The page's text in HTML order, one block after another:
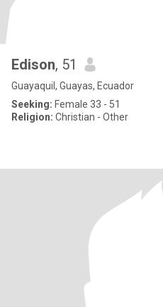
Edison, 51
Guayaquil, Guayas, Ecuador
Seeking: Female 33 - 51
Religion: Christian - Other